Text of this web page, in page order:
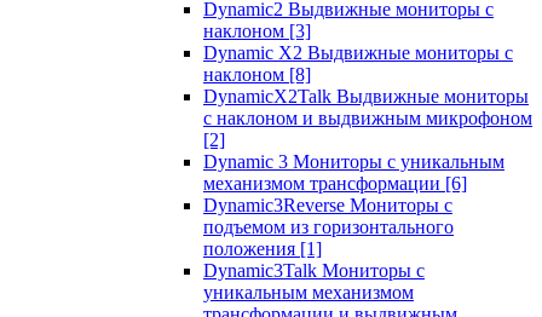
Dynamic2 Выдвижные мониторы с
наклоном [3]
Dynamic X2 Выдвижные мониторы с
наклоном [8]
DynamicX2Talk Выдвижные мониторы
с наклоном и выдвижным микрофоном
[2]
Dynamic 3 Мониторы с уникальным
механизмом трансформации [6]
Dynamic3Reverse Мониторы с
подъемом из горизонтального
положения [1]
Dynamic3Talk Мониторы с
уникальным механизмом